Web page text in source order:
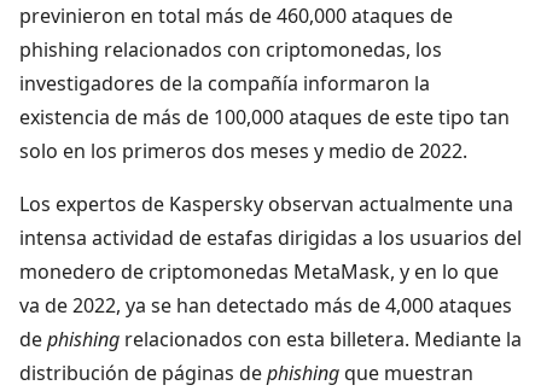
previnieron en total más de 460,000 ataques de
phishing relacionados con criptomonedas, los
investigadores de la compañía informaron la
existencia de más de 100,000 ataques de este tipo tan
solo en los primeros dos meses y medio de 2022.
Los expertos de Kaspersky observan actualmente una
intensa actividad de estafas dirigidas a los usuarios del
monedero de criptomonedas MetaMask, y en lo que
va de 2022, ya se han detectado más de 4,000 ataques
dephishing relacionados con esta billetera. Mediante la
distribución de páginas dephishingque muestran